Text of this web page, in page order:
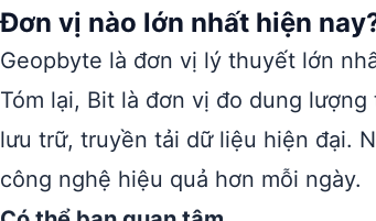
Đơn vị nào lớn nhất hiện
Geopbyte là đơn vị lý thuyết lớn
Tóm lại, Bit là đơn vị đo dung
lưu trữ, truyền tải dữ liệu hiện đại.
công nghệ hiệu quả hơn mỗi ngày.